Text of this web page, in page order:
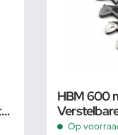
HBM 600
Op